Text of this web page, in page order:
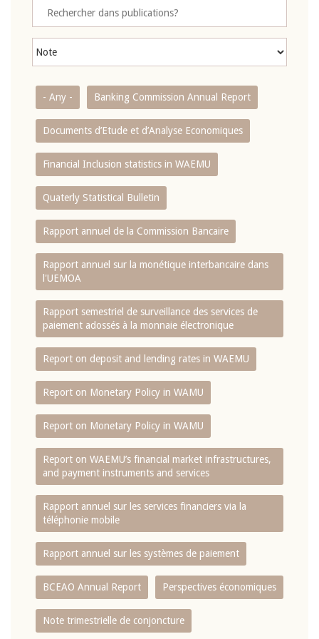
- Any - Banking Commission Annual Report
Documents d’Etude et d’Analyse Economiques
Financial Inclusion statistics in WAEMU
Quaterly Statistical Bulletin
Rapport annuel de la Commission Bancaire
Rapport annuel sur la monétique interbancaire dans
l'UEMOA
Rapport semestriel de surveillance des services de
paiement adossés à la monnaie électronique
Report on deposit and lending rates in WAEMU
Report on Monetary Policy in WAMU
Report on Monetary Policy in WAMU
Report on WAEMU’s financial market infrastructures,
and payment instruments and services
Rapport annuel sur les services financiers via la
téléphonie mobile
Rapport annuel sur les systèmes de paiement
BCEAO Annual Report Perspectives économiques
Note trimestrielle de conjoncture